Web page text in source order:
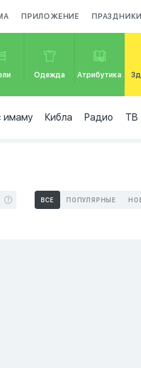
ПРИЛОЖЕНИЕ ПРАЗДНИКИ
Одежда Атрибутика
имаму Кибла Радио ТВ
ВСЕ ПОПУЛЯРНЫЕ